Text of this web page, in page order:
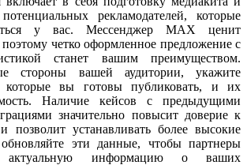
рекламодателей, которые
у вас. Мессенджер MAX ценит
четко оформленное предложение с
станет вашим преимуществом.
стороны вашей аудитории, укажите
которые вы готовы публиковать, и их
Наличие кейсов с предыдущими
значительно повысит доверие к
позволит устанавливать более высокие
эти данные, чтобы партнеры
актуальную информацию о ваших